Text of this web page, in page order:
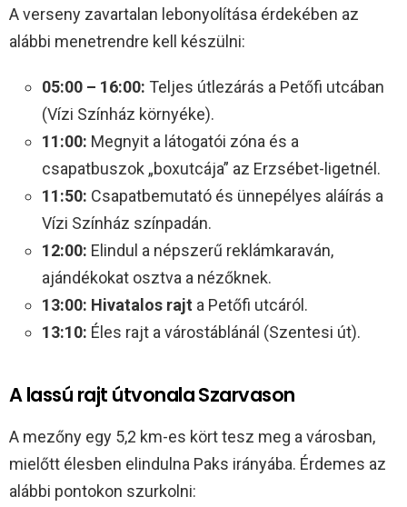
A verseny zavartalan lebonyolítása érdekében az
alábbi menetrendre kell készülni:
05:00 – 16:00: Teljes útlezárás a Petőfi utcában
(Vízi Színház környéke).
11:00: Megnyit a látogatói zóna és a
csapatbuszok „boxutcája” az Erzsébet-ligetnél.
11:50: Csapatbemutató és ünnepélyes aláírás a
Vízi Színház színpadán.
12:00: Elindul a népszerű reklámkaraván,
ajándékokat osztva a nézőknek.
13:00: Hivatalos rajt a Petőfi utcáról.
13:10: Éles rajt a várostáblánál (Szentesi út).
A lassú rajt útvonala Szarvason
A mezőny egy 5,2 km-es kört tesz meg a városban,
mielőtt élesben elindulna Paks irányába. Érdemes az
alábbi pontokon szurkolni: